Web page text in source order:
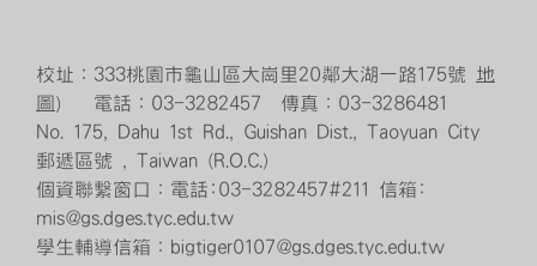
校址：333桃園市龜山區大崗里20鄰大湖一路175號 地
圖） 電話：03-3282457 傳真：03-3286481
No. 175, Dahu 1st Rd., Guishan Dist., Taoyuan City
郵遞區號 , Taiwan (R.O.C.)
個資聯繫窗口：電話:03-3282457#211 信箱:
mis@gs.dges.tyc.edu.tw
學生輔導信箱：bigtiger0107@gs.dges.tyc.edu.tw